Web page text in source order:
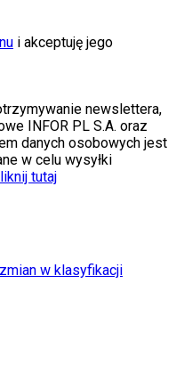
i akceptuję jego
newslettera,
INFOR PL S.A. oraz
danych osobowych jest
w celu wysyłki
tutaj
w klasyfikacji